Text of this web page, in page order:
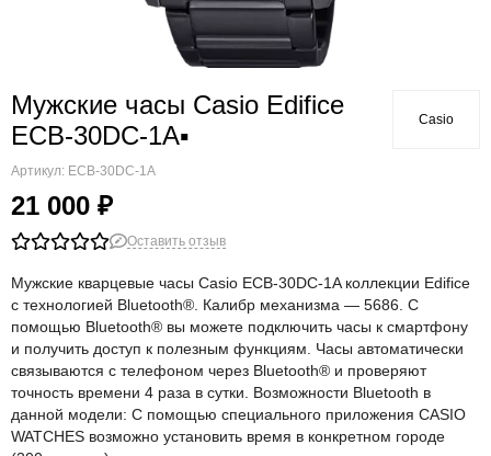
Мужские часы Casio Edifice
ECB-30DC-1A▪
Артикул: ECB-30DC-1A
21 000 ₽
Casio
Оставить отзыв
Мужские кварцевые часы Casio ECB-30DC-1A коллекции Edifice
с технологией Bluetooth®. Калибр механизма — 5686. С
помощью Bluetooth® вы можете подключить часы к смартфону
и получить доступ к полезным функциям. Часы автоматически
связываются с телефоном через Bluetooth® и проверяют
точность времени 4 раза в сутки. Возможности Bluetooth в
данной модели: С помощью специального приложения CASIO
WATCHES возможно установить время в конкретном городе